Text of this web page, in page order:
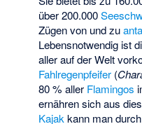
über 200.000
Zügen von und zu
Lebensnotwendig ist
aller auf der Welt
Fahlregenpfeifer(
80 % aller Flamingos
ernähren sich aus
Kajak kann man